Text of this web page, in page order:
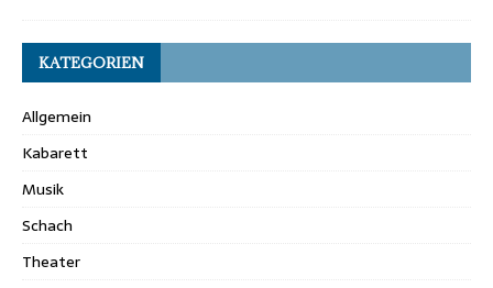
KATEGORIEN
Allgemein
Kabarett
Musik
Schach
Theater